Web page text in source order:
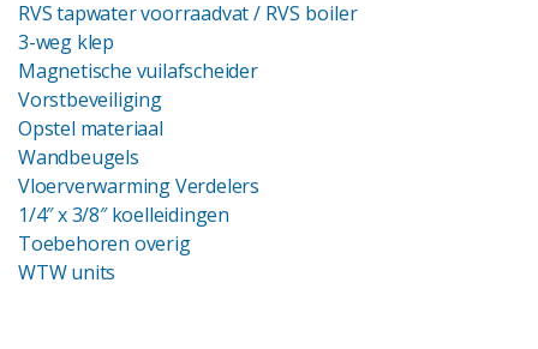
RVS tapwater voorraadvat/ RVS boiler
3-weg klep
Magnetische vuilafscheider
Vorstbeveiliging
Opstel materiaal
Wandbeugels
Vloerverwarming Verdelers
1/4″ x 3/8″ koelleidingen
Toebehoren overig
WTW units